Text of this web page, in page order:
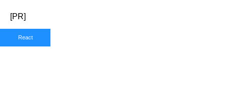
[PR]
React